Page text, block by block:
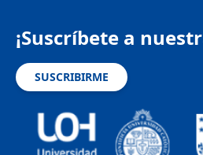
¡Suscríbete a
SUSCRIBIRME